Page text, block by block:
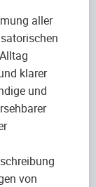
aller
klarer
und
von